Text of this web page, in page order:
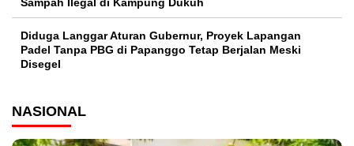
Diduga Langgar Aturan Gubernur, Proyek Lapangan
Padel Tanpa PBG di Papanggo Tetap Berjalan Meski
Disegel
NASIONAL